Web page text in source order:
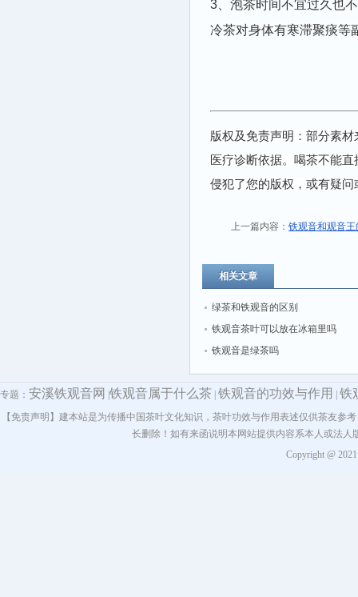
3、泡茶时间不宜过久也
冷茶对身体有寒滞聚痰等
版权及免责声明：部分素
医疗诊断依据。喝茶不能
侵犯了您的版权，或有疑
上一篇内容： 铁观音和观音
相关文章
绿茶和铁观音的区别
铁观音茶叶可以放在冰箱里吗
铁观音是绿茶吗
专题： 安溪铁观音网 铁观音属于什么茶 铁观音的功效与作用 铁
【免责声明】建本站是为传播中国茶叶文化知识，茶叶功效与作用表述仅供茶友
长删除！如有来函说明本网站提供内容系本人或法
Copyright @